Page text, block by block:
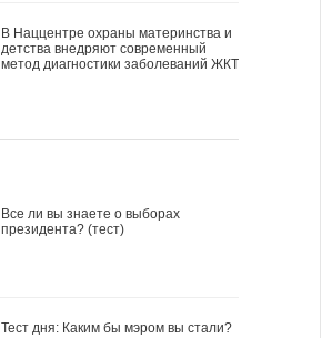
В Наццентре охраны материнства и
детства внедряют современный
метод диагностики заболеваний ЖКТ
Все ли вы знаете о выборах
президента? (тест)
Тест дня: Каким бы мэром вы стали?